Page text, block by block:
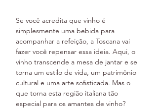
Se você acredita que vinho é
simplesmente uma bebida para
acompanhar a refeição, a Toscana vai
fazer você repensar essa ideia. Aqui, o
vinho transcende a mesa de jantar e se
torna um estilo de vida, um patrimônio
cultural e uma arte sofisticada. Mas o
que torna esta região italiana tão
especial para os amantes de vinho?